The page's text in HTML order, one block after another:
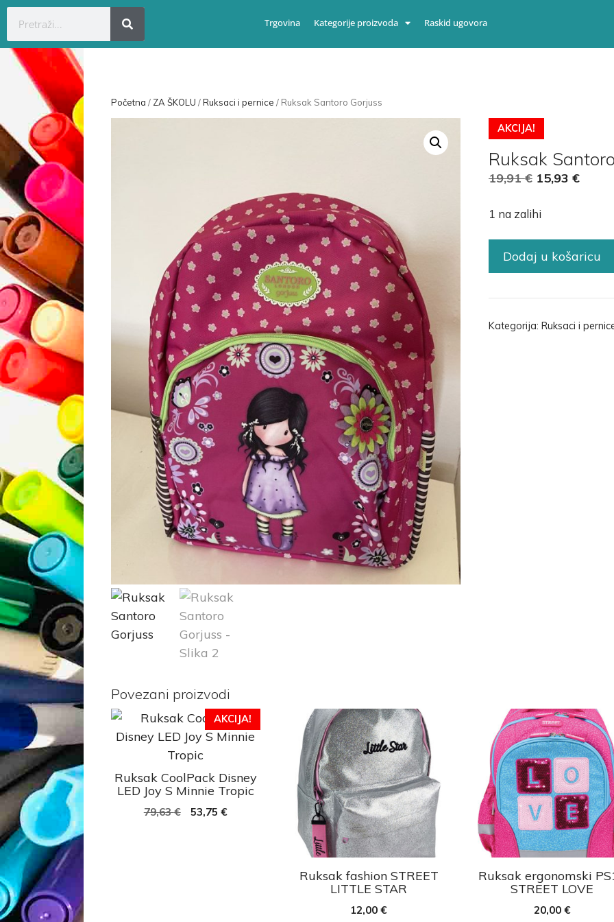
Trgovina Kategorije proizvoda Raskid ugovora
Početna / ZA ŠKOLU /Ruksaci i pernice / Ruksak Santoro Gorjuss
AKCIJA!
Ruksak
19,91€ 15,93 €
1 na zalihi
Dodaj u košaricu
Kategorija: Ruksaci i
Povezani proizvodi
AKCIJA!
Ruksak CoolPack Disney
LED Joy S Minnie Tropic
79,63€ 53,75 €
Ruksak fashion STREET
LITTLE STAR
12,00€
Ruksak ergonomski
STREET LOVE
20,00 €